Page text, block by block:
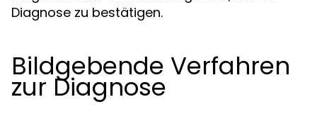
Diagnose zu bestätigen.
Bildgebende Verfahren
zur Diagnose